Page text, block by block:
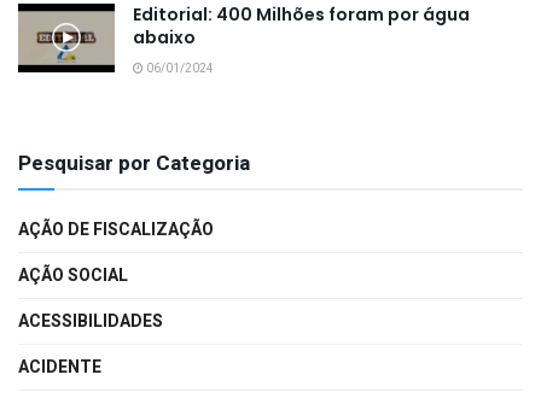
Editorial: 400 Milhões foram por água
abaixo
06/01/2024
Pesquisar por Categoria
AÇÃO DE FISCALIZAÇÃO
AÇÃO SOCIAL
ACESSIBILIDADES
ACIDENTE